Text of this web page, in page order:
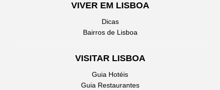
VIVER EM LISBOA
Dicas
Bairros de Lisboa
VISITAR LISBOA
Guia Hotéis
Guia Restaurantes